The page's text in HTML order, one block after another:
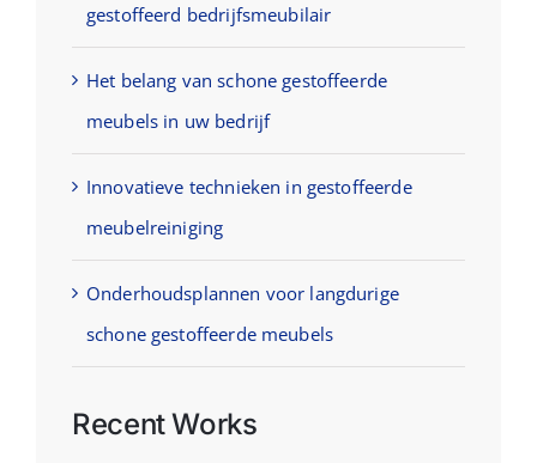
gestoffeerd bedrijfsmeubilair
Het belang van schone gestoffeerde
meubels in uw bedrijf
Innovatieve technieken in gestoffeerde
meubelreiniging
Onderhoudsplannen voor langdurige
schone gestoffeerde meubels
Recent Works